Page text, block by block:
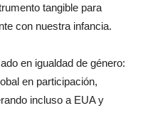
tangible para
con nuestra infancia.
en igualdad de género:
en participación,
incluso a EUA y